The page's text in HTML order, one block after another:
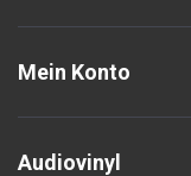
Mein Konto
Audiovinyl